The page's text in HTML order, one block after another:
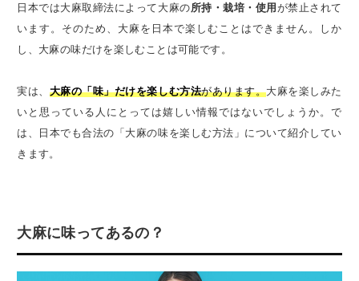
日本では大麻取締法によって大麻の所持・栽培・使用が禁止されて
います。そのため、大麻を日本で楽しむことはできません。しか
し、大麻の味だけを楽しむことは可能です。
実は、 大麻の「味」だけを楽しむ方法があります。大麻を楽しみた
いと思っている人にとっては嬉しい情報ではないでしょうか。で
は、日本でも合法の「大麻の味を楽しむ方法」について紹介してい
きます。
大麻に味ってあるの？